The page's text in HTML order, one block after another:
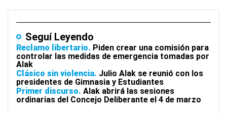
Seguí Leyendo
Reclamo libertario Piden crear una comisión para
controlar las medidas de emergencia tomadas por
Alak
Clásico sin violencia Julio Alak se reunió con los
presidentes de Gimnasia y Estudiantes
Primer discurso Alak abrirá las sesiones
ordinarias del Concejo Deliberante el 4 de marzo